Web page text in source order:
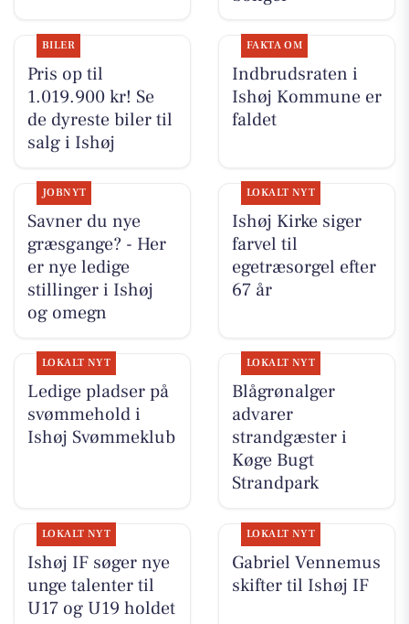
BILER
Pris op til
1.019.900 kr! Se
de dyreste biler til
salg i Ishøj
FAKTA OM
Indbrudsraten i
Ishøj Kommune er
faldet
JOBNYT
Savner du nye
græsgange? - Her
er nye ledige
stillinger i Ishøj
og omegn
LOKALT NYT
Ishøj Kirke siger
farvel til
egetræsorgel efter
67 år
LOKALT NYT
Ledige pladser på
svømmehold i
Ishøj Svømmeklub
LOKALT NYT
Blågrønalger
advarer
strandgæster i
Køge Bugt
Strandpark
LOKALT NYT
Ishøj IF søger nye
unge talenter til
U17 og U19 holdet
LOKALT NYT
Gabriel Vennemus
skifter til Ishøj IF